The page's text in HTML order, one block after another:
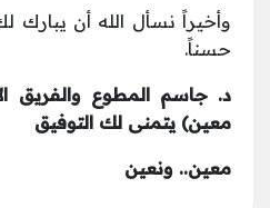
وأخيراً نسأل الله أن يبارك
حسناً.
د. جاسم المطوع والفريق
معين) يتمنى لك التوفيق
معين.. ونعين